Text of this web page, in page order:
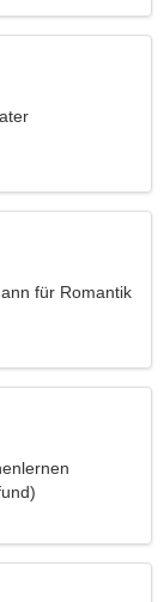
für Romantik